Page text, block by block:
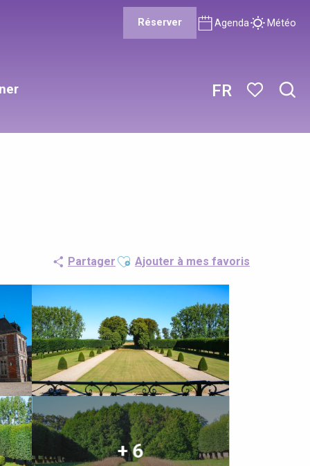
FR
Réserver Agenda Météo
Partager Ajouter aux favoris
Ajouter à mes favoris
+ 6